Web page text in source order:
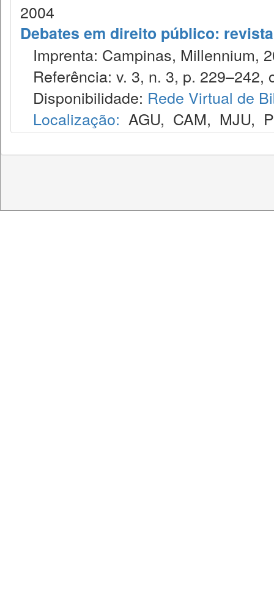
2004
Debates em direito público:
Imprenta: Campinas, Millennium,
Referência: v. 3, n. 3, p. 229–242,
Disponibilidade: Rede Virtual de
Localização: AGU, CAM, MJU,